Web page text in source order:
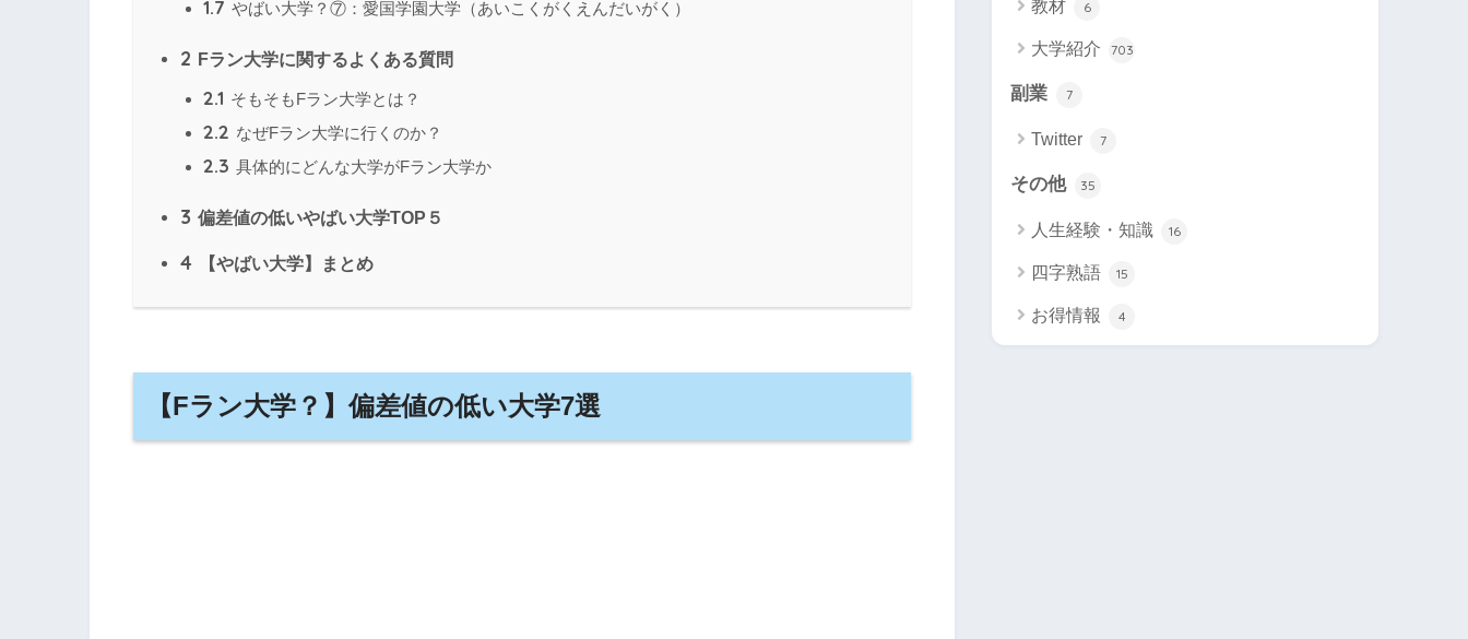
1.7 やばい大学？⑦：愛国学園大学（あいこくがくえんだいがく）
2 Fラン大学に関するよくある質問
2.1 そもそもFラン大学とは？
2.2 なぜFラン大学に行くのか？
2.3 具体的にどんな大学がFラン大学か
3 偏差値の低いやばい大学TOP５
4 【やばい大学】まとめ
【Fラン大学？】偏差値の低い大学7選
教材 6
大学紹介 703
副業 7
Twitter 7
その他 35
人生経験・知識 16
四字熟語 15
お得情報 4